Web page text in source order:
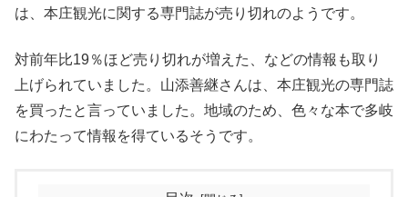
は、本庄観光に関する専門誌が売り切れのようです。
対前年比19％ほど売り切れが増えた、などの情報も取り
上げられていました。山添善継さんは、本庄観光の専門誌
を買ったと言っていました。地域のため、色々な本で多岐
にわたって情報を得ているそうです。